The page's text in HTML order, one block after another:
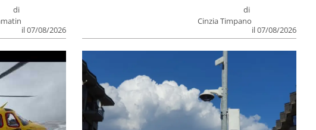
di
il 07/08/2026
di
Cinzia Timpano
il 07/08/2026